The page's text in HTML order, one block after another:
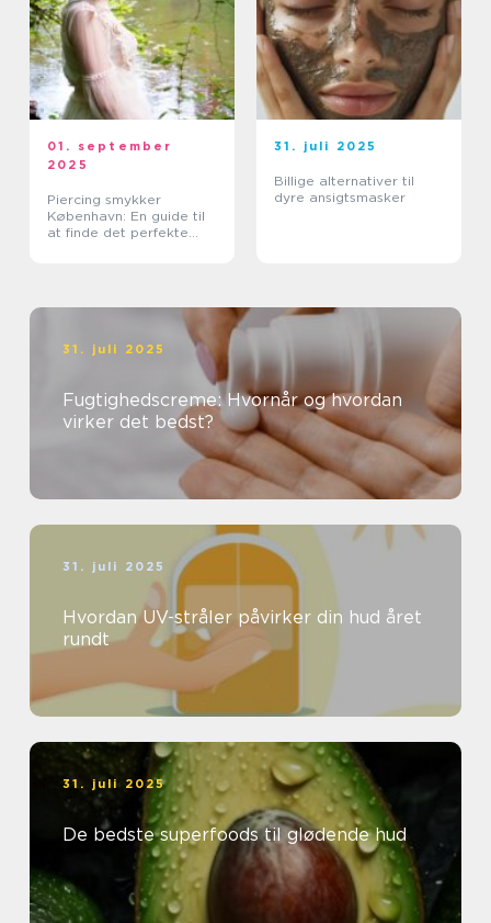
01. september
2025
Piercing smykker
København: En guide til
at finde det perfekte
31. juli 2025
Billige alternativer til
dyre ansigtsmasker
31. juli 2025
Fugtighedscreme: Hvornår og hvordan
virker det bedst?
31. juli 2025
Hvordan UV-stråler påvirker din hud året
rundt
31. juli 2025
De bedste superfoods til glødende hud